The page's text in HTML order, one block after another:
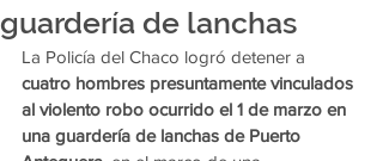
guardería de lanchas
La Policía del Chaco logró detener a
cuatro hombres presuntamente vinculados
al violento robo ocurrido el 1 de marzo en
una guardería de lanchas de Puerto